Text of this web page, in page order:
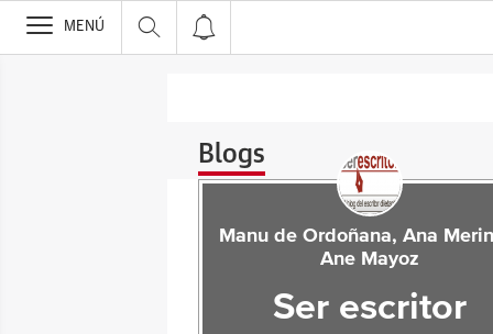
>
MENÚ
Blogs
Manu de Ordoñana, Ana
Ane Mayoz
Ser escritor